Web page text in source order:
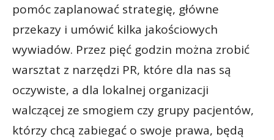
pomóc zaplanować strategię, główne
przekazy i umówić kilka jakościowych
wywiadów. Przez pięć godzin można zrobić
warsztat z narzędzi PR, które dla nas są
oczywiste, a dla lokalnej organizacji
walczącej ze smogiem czy grupy pacjentów,
którzy chcą zabiegać o swoje prawa, będą